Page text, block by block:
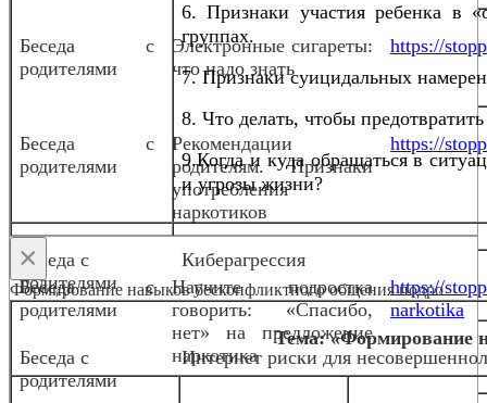
Беседа с
родителями
Электронные сигареты:
что надо знать
https://
Беседа с
родителями
Рекомендации
родителям. Признаки
употребления
наркотиков
https://
Беседа с
родителями
Научите подростка
говорить: «Спасибо,
нет» на предложение
наркотика
https://
narkotika
6. Признаки участия ребенка в
группах.
7. Признаки суицидальных
8. Что делать, чтобы
9.Когда и куда обращаться в
и угрозы жизни?
Беседа с
родителями
Киберагрессия
Беседа с
родителями
Интернет риски для
×
Формирование навыков бесконфликтного общения подро
Тема: «Формирование